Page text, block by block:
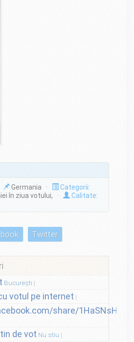
Germania ·
Categorii:
în ziua votului,
·
Calitate:
Twitter
București
votul pe internet
share/
de vot Nu stiu